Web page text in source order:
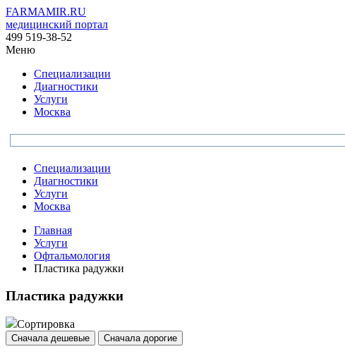
FARMAMIR.RU
медицинский портал
499 519-38-52
Меню
Специализации
Диагностики
Услуги
Москва
Специализации
Диагностики
Услуги
Москва
Главная
Услуги
Офтальмология
Пластика радужки
Пластика радужки
Сортировка
Сначала дешевые Сначала дорогие